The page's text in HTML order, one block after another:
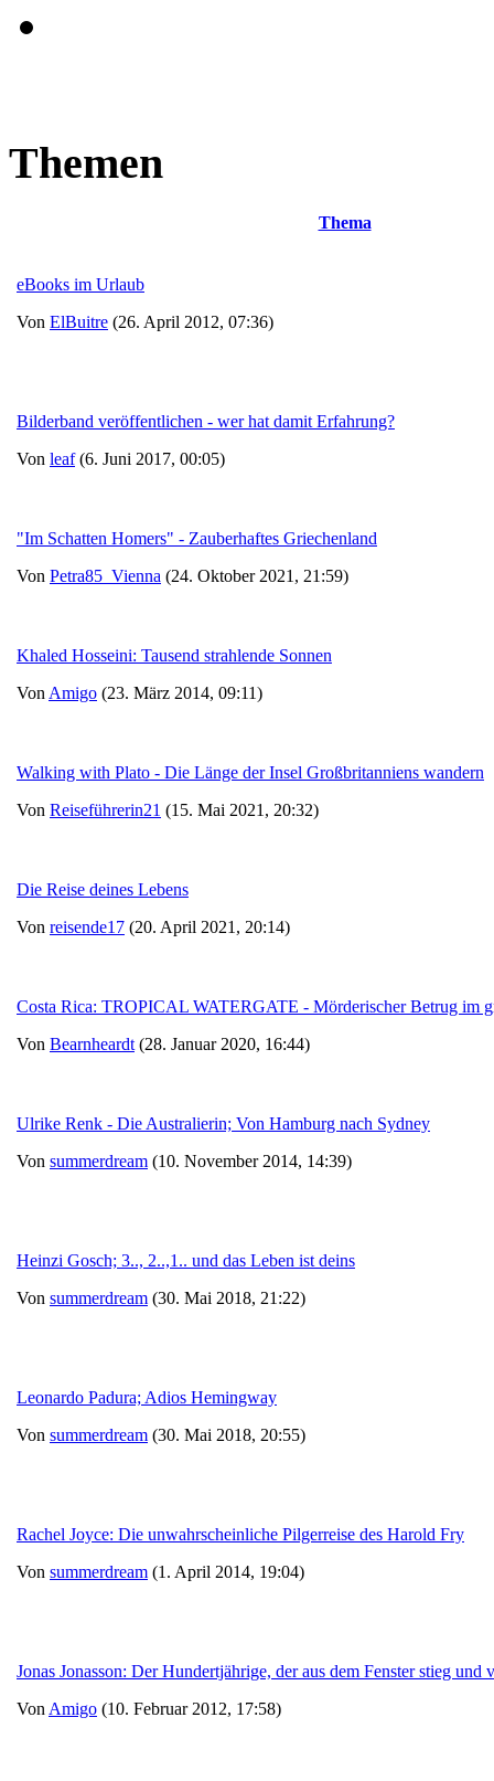
Themen
Thema
eBooks im Urlaub
Von ElBuitre (26. April 2012, 07:36)
Bilderband veröffentlichen - wer hat damit Erfahrung?
Von leaf(6. Juni 2017, 00:05)
"Im Schatten Homers" - Zauberhaftes Griechenland
Von Petra85_Vienna (24. Oktober 2021, 21:59)
Khaled Hosseini: Tausend strahlende Sonnen
Von Amigo (23. März 2014, 09:11)
Walking with Plato - Die Länge der Insel Großbritanniens wandern
Von Reiseführerin21 (15. Mai 2021, 20:32)
Die Reise deines Lebens
Von reisende17 (20. April 2021, 20:14)
Costa Rica: TROPICAL WATERGATE - Mörderischer Betrug im
Von Bearnheardt (28. Januar 2020, 16:44)
Ulrike Renk - Die Australierin; Von Hamburg nach Sydney
Von summerdream (10. November 2014, 14:39)
Heinzi Gosch; 3.., 2..,1.. und das Leben ist deins
Von summerdream (30. Mai 2018, 21:22)
Leonardo Padura; Adios Hemingway
Von summerdream (30. Mai 2018, 20:55)
Rachel Joyce: Die unwahrscheinliche Pilgerreise des Harold Fry
Von summerdream (1. April 2014, 19:04)
Jonas Jonasson: Der Hundertjährige, der aus dem Fenster stieg und
Von Amigo (10. Februar 2012, 17:58)